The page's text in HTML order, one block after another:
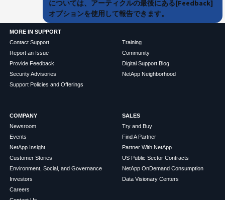
については、アーティクルの最後にある[Feedback]
オプションを使用して報告できます。
MORE IN SUPPORT
Contact Support
Report an Issue
Provide Feedback
Security Advisories
Support Policies and Offerings
Training
Community
Digital Support Blog
NetApp Neighborhood
COMPANY
Newsroom
Events
NetApp Insight
Customer Stories
Environment, Social, and Governance
Investors
Careers
SALES
Try and Buy
Find A Partner
Partner With NetApp
US Public Sector Contracts
NetApp OnDemand Consumption
Data Visionary Centers